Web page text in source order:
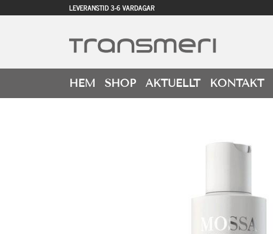
LEVERANSTID 3-6 VARDAGAR
HEM SHOP AKTUELLT KONTAKT